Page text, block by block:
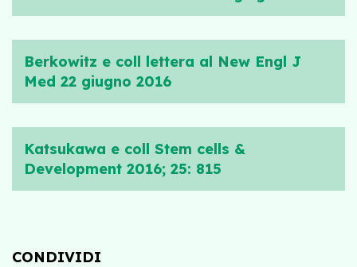
Berkowitz e coll lettera al New Engl J
Med 22 giugno 2016
Katsukawa e coll Stem cells &
Development 2016; 25: 815
CONDIVIDI